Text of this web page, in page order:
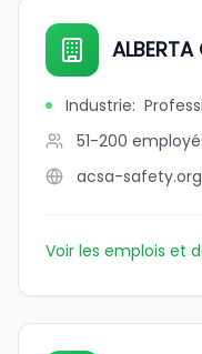
Industrie:
51-200
acsa-safety.org
Voir les emplois et